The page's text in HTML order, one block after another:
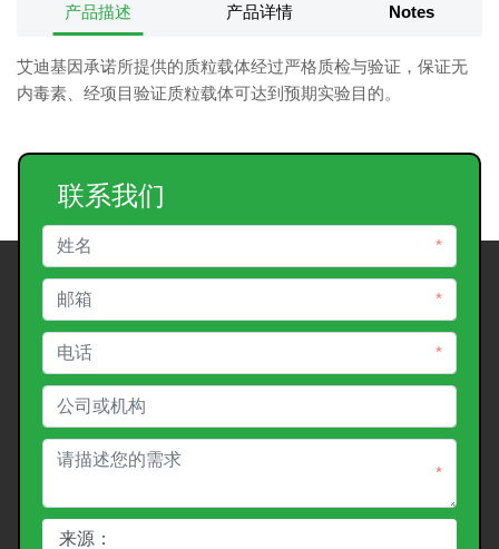
产品描述 产品详情 Notes
艾迪基因承诺所提供的质粒载体经过严格质检与验证，保证无
内毒素、经项目验证质粒载体可达到预期实验目的。
联系我们
*
*
*
*
来源：